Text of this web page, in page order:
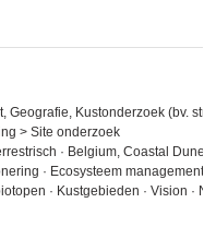
Geografie, Kustonderzoek (bv.
> Site onderzoek
· Belgium, Coastal Dunes
· Ecosysteem management ·
· Kustgebieden · Vision ·